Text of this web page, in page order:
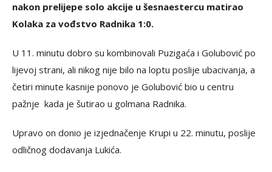
nakon prelijepe solo akcije u šesnaestercu matirao
Kolaka za vođstvo Radnika 1:0.
U 11. minutu dobro su kombinovali Puzigaća i Golubović po
lijevoj strani, ali nikog nije bilo na loptu poslije ubacivanja, a
četiri minute kasnije ponovo je Golubović bio u centru
pažnje kada je šutirao u golmana Radnika.
Upravo on donio je izjednačenje Krupi u 22. minutu, poslije
odličnog dodavanja Lukića.